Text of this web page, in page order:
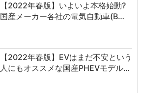
【2022年春版】いよいよ本格始動?
国産メーカー各社の電気自動車(B…
【2022年春版】EVはまだ不安という
人にもオススメな国産PHEVモデル…